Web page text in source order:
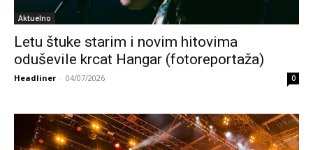
Aktuelno
Letu štuke starim i novim hitovima
oduševile krcat Hangar (fotoreportaža)
Headliner - 04/07/2026 0